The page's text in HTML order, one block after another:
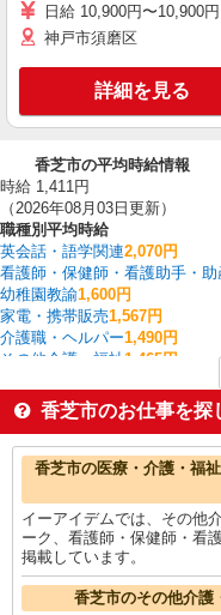
日給 10,900円〜10,900円
神戸市須磨区
詳細を見る
香芝市の平均時給情報
時給 1,411円
（2026年08月03日更新）
職種別平均時給
英会話・語学関連2,070円
看護師・保健師・看護助手・助
幼稚園教諭1,600円
家電・携帯販売1,567円
介護職・ヘルパー1,490円
その他介護・福祉 1,465円
フォークリフト1,400円
レストラン・専門料理店
1,375
金属加工1,340円
香芝市の他の職種の平均時給
香芝市のお仕事を探
香芝市の医療・介護・福
イーアイデムでは、その他
ーク、看護師・保健師・看
掲載しています。
香芝市のその他介護